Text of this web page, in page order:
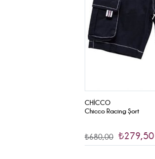
CHICCO
Chicco Racing Şort
₺279,50
₺680,00